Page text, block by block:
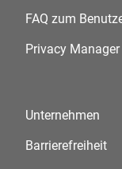
FAQ zum
Privacy Manager
Unternehmen
Barrierefreiheit